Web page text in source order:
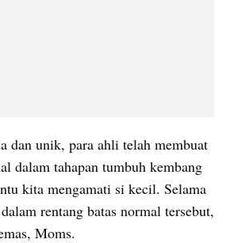
dan unik, para ahli telah membuat
dalam tahapan tumbuh kembang
kita mengamati si kecil. Selama
rentang batas normal tersebut,
Moms.